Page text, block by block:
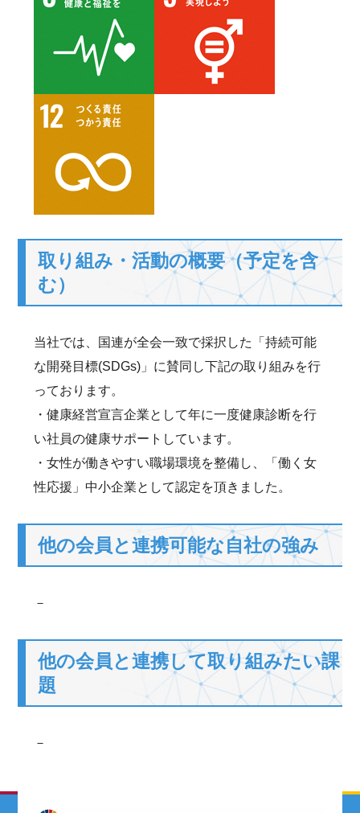
取り組み・活動の概要（予定を含
む）
当社では、国連が全会一致で採択した「持続可能
な開発目標(SDGs)」に賛同し下記の取り組みを行
っております。
・健康経営宣言企業として年に一度健康診断を行
い社員の健康サポートしています。
・女性が働きやすい職場環境を整備し、「働く女
性応援」中小企業として認定を頂きました。
他の会員と連携可能な自社の強み
－
他の会員と連携して取り組みたい課
題
－